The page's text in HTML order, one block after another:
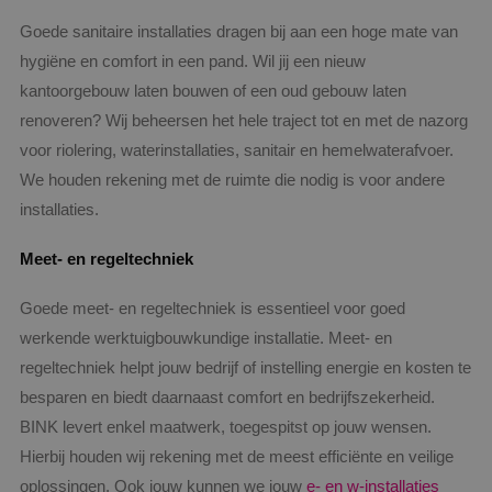
Goede sanitaire installaties dragen bij aan een hoge mate van
hygiëne en comfort in een pand. Wil jij een nieuw
kantoorgebouw laten bouwen of een oud gebouw laten
renoveren? Wij beheersen het hele traject tot en met de nazorg
voor riolering, waterinstallaties, sanitair en hemelwaterafvoer.
We houden rekening met de ruimte die nodig is voor andere
installaties.
Meet- en regeltechniek
Goede meet- en regeltechniek is essentieel voor goed
werkende werktuigbouwkundige installatie. Meet- en
regeltechniek helpt jouw bedrijf of instelling energie en kosten te
besparen en biedt daarnaast comfort en bedrijfszekerheid.
BINK levert enkel maatwerk, toegespitst op jouw wensen.
Hierbij houden wij rekening met de meest efficiënte en veilige
oplossingen. Ook jouw kunnen we jouw e- en w-installaties
VISITOR_PRIVACY_METADATA
YouTube
Google Privacy Policy